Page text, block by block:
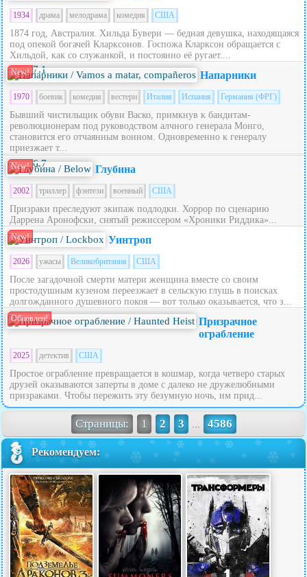
1934 драма мелодрама комедия США
1874 год, Австралия. Хильда Бувери — бедная девушка, находящаяся
под опекой богачей Кларксонов. Госпожа Кларксон обращается с
Хильдой, как со служанкой, и постоянно её ругает....
New! 7.1 Напарники
1970 боевик комедия вестерн Италия Испания Германия (ФРГ)
Бывший чистильщик обуви Васко, примкнув к бандитам-
революционерам под руководством алчного генерала Монго,
становится его отчаянным воином. Одновременно к генералу
приезжает т...
New! 6.7 Глубина
2002 триллер фэнтези военный США
Призраки преследуют экипаж подлодки. Хоррор по сценарию
Даррена Аронофски, снятый режиссером «Хроники Риддика»...
New! Уинтроп
2026 ужасы Великобритания США
После загадочной смерти матери женщина вместе со своим
простодушным кузеном переезжает в сельскую глушь в поисках
долгожданного душевного покоя — вот только оказывается, что з...
Обновлен!
Призрачное
ограбление
2025 детектив США
Простое ограбление превращается в кошмар, когда четверо старых
друзей оказываются заперты в доме с далеко не дружелюбными
призраками. Чтобы пережить эту безумную ночь, им прид...
Страницы: 1 2 3 ... 4586
Рекомендуем: